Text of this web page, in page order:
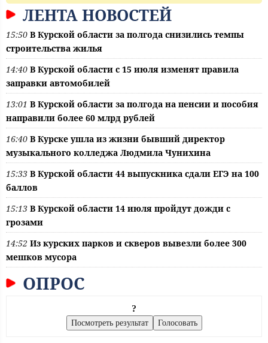
ЛЕНТА НОВОСТЕЙ
15:50 В Курской области за полгода снизились темпы
строительства жилья
14:40 В Курской области с 15 июля изменят правила
заправки автомобилей
13:01 В Курской области за полгода на пенсии и пособия
направили более 60 млрд рублей
16:40 В Курске ушла из жизни бывший директор
музыкального колледжа Людмила Чунихина
15:33 В Курской области 44 выпускника сдали ЕГЭ на 100
баллов
15:13 В Курской области 14 июля пройдут дожди с
грозами
14:52 Из курских парков и скверов вывезли более 300
мешков мусора
ОПРОС
?